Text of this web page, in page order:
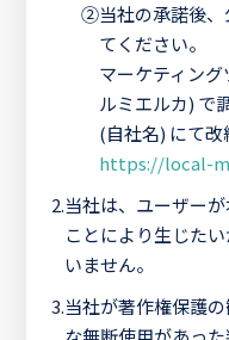
②当社の承諾後
てください。
マーケティン
ルミエルカ)
(自社名) にて
https://local-
2.当社は、ユーザー
ことにより生じた
いません。
3.当社が著作権保護